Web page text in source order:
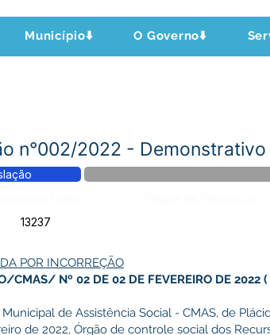
Município⬇️ O Governo⬇️
n°002/2022 -
13237
POR INCORREÇÃO
CMAS/ Nº 02 DE 02 DE FEVEREIRO DE 2022 (
de Assistência Social - CMAS, de
de 2022, Órgão de controle social dos